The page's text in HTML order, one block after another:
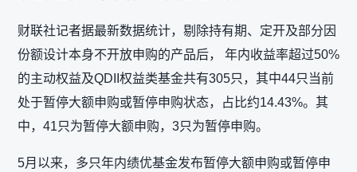
财联社记者据最新数据统计，剔除持有期、定开及部分因
份额设计本身不开放申购的产品后， 年内收益率超过50%
的主动权益及QDII权益类基金共有305只，其中44只当前
处于暂停大额申购或暂停申购状态，占比约14.43%。其
中，41只为暂停大额申购，3只为暂停申购。
5月以来，多只年内绩优基金发布暂停大额申购或暂停申